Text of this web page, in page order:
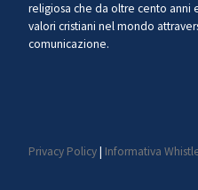
religiosa che da oltre cento anni
valori cristiani nel mondo
comunicazione.
Privacy Policy| Informativa